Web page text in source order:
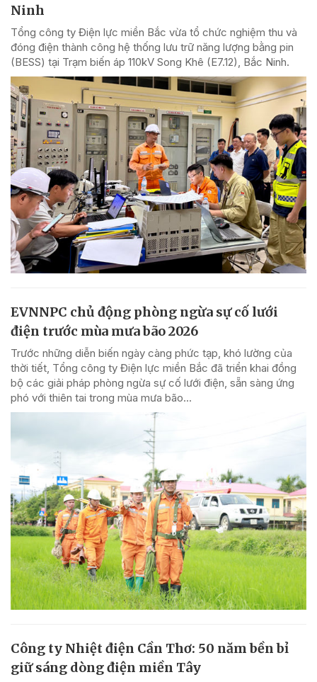
Ninh
Tổng công ty Điện lực miền Bắc vừa tổ chức nghiệm thu và
đóng điện thành công hệ thống lưu trữ năng lượng bằng pin
(BESS) tại Trạm biến áp 110kV Song Khê (E7.12), Bắc Ninh.
EVNNPC chủ động phòng ngừa sự cố lưới
điện trước mùa mưa bão 2026
Trước những diễn biến ngày càng phức tạp, khó lường của
thời tiết, Tổng công ty Điện lực miền Bắc đã triển khai đồng
bộ các giải pháp phòng ngừa sự cố lưới điện, sẵn sàng ứng
phó với thiên tai trong mùa mưa bão...
Công ty Nhiệt điện Cần Thơ: 50 năm bền bỉ
giữ sáng dòng điện miền Tây